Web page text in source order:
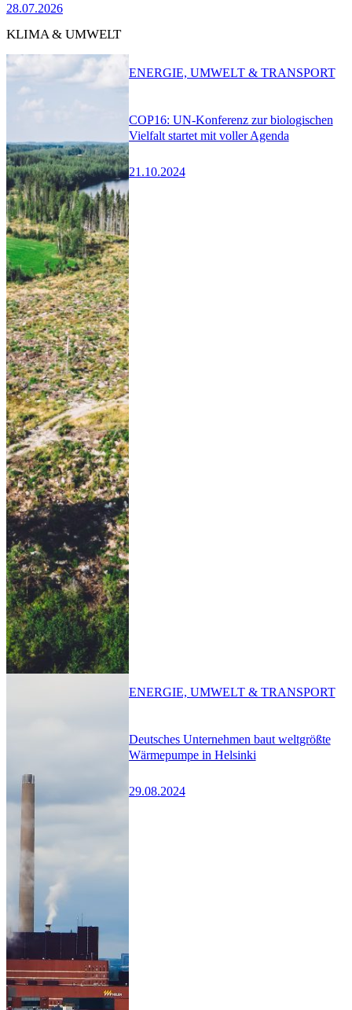
28.07.2026
KLIMA & UMWELT
COP16: UN-Konferenz zur biologischen
Vielfalt startet mit voller Agenda
21.10.2024
ENERGIE, UMWELT & TRANSPORT
Deutsches Unternehmen baut weltgrößte
Wärmepumpe in Helsinki
29.08.2024
ENERGIE, UMWELT & TRANSPORT